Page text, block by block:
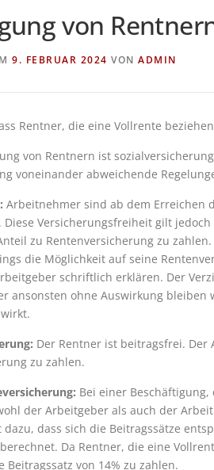
von
9. FEBRUAR 2024 VON ADMIN
Rentner, die eine Vollrente
von Rentnern ist
voneinander abweichende
Arbeitnehmer sind ab dem Erreichen
Diese Versicherungsfreiheit gilt
zu Rentenversicherung zu
die Möglichkeit auf seine
schriftlich erklären. Der
ansonsten ohne Auswirkung bleiben
Der Rentner ist beitragsfrei.
zu zahlen.
Bei einer
der Arbeitgeber als auch der
dass sich die Beitragssätze
Da Rentner, die eine
von 14% zu zahlen.